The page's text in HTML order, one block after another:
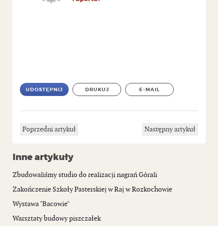
UDOSTĘPNIJ DRUKUJ E-MAIL
Poprzedni artykuł Następny artykuł
Inne artykuły
Zbudowaliśmy studio do realizacji nagrań Górali
Zakończenie Szkoły Pasterskiej w Raj w Rozkochowie
Wystawa "Bacowie"
Warsztaty budowy piszczałek